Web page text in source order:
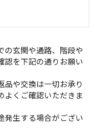
の玄関や通路、階段や
認を下記の通りお願い
品や交換は一切お承り
よくご確認いただきま
発生する場合がござい